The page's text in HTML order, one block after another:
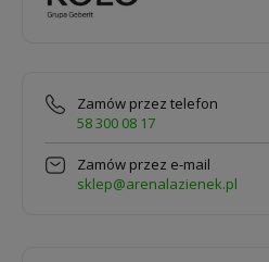
Zamów przez telefon
58 300 08 17
Zamów przez e-mail
sklep@arenalazienek.pl